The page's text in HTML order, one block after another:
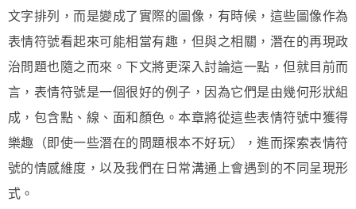
文字排列，而是變成了實際的圖像，有時候，這些圖像作為
表情符號看起來可能相當有趣，但與之相關，潛在的再現政
治問題也隨之而來。下文將更深入討論這一點，但就目前而
言，表情符號是一個很好的例子，因為它們是由幾何形狀組
成，包含點、線、面和顏色。本章將從這些表情符號中獲得
樂趣（即使一些潛在的問題根本不好玩），進而探索表情符
號的情感維度，以及我們在日常溝通上會遇到的不同呈現形
式。